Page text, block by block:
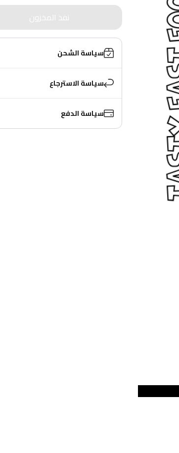
نفذ المخزون
سياسة الشحن
سياسة الاسترجاع
سياسة الدفع